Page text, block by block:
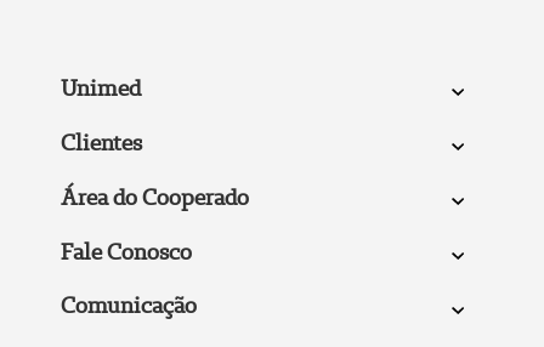
Unimed
Clientes
Área do Cooperado
Fale Conosco
Comunicação